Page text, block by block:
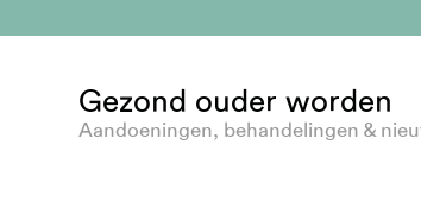
Gezond ouder worden
Aandoeningen, behandelingen &